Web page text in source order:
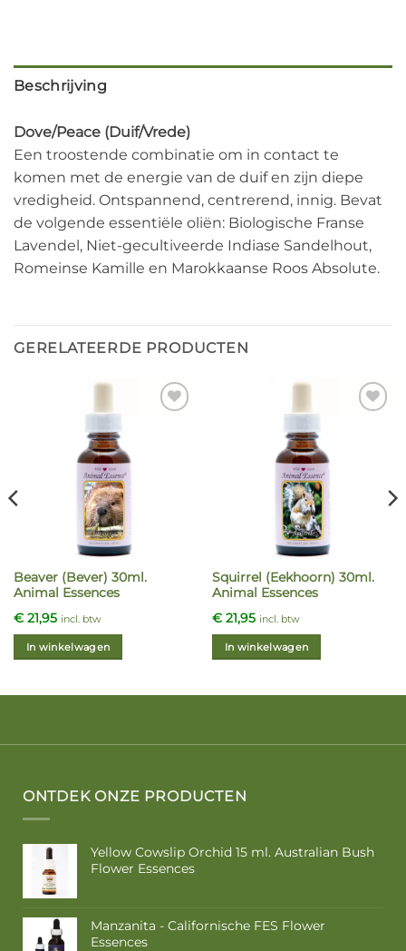
Beschrijving
Dove/Peace (Duif/Vrede)
Een troostende combinatie om in contact te
komen met de energie van de duif en zijn diepe
vredigheid. Ontspannend, centrerend, innig. Bevat
de volgende essentiële oliën: Biologische Franse
Lavendel, Niet-gecultiveerde Indiase Sandelhout,
Romeinse Kamille en Marokkaanse Roos Absolute.
GERELATEERDE PRODUCTEN
Beaver (Bever) 30ml.
Animal Essences
€21,95 incl. btw
In winkelwagen
Squirrel (Eekhoorn) 30ml.
Animal Essences
€21,95 incl. btw
In winkelwagen
ONTDEK ONZE PRODUCTEN
Yellow Cowslip Orchid 15 ml. Australian Bush
Flower Essences
Manzanita - Californische FES Flower
Essences